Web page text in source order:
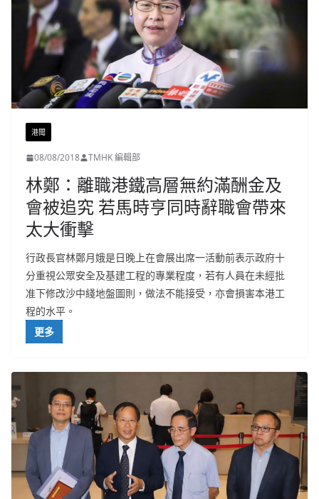
港聞
08/08/2018 TMHK 編輯部
林鄭：離職港鐵高層無約滿酬金及
會被追究 若馬時亨同時辭職會帶來
太大衝擊
行政長官林鄭月娥是日晚上在會展出席一活動前表示政府十
分重視公眾安全及基建工程的專業程度，若有人員在未經批
准下修改沙中綫地盤圖則，做法不能接受，亦會損害本港工
程的水平。
更多